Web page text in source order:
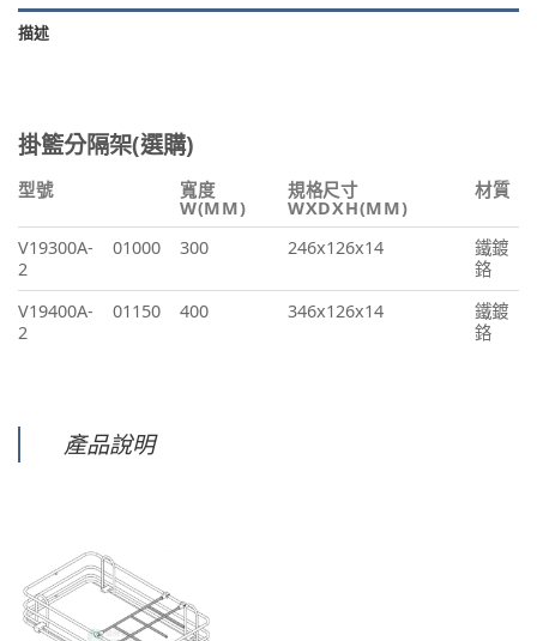
描述
掛籃分隔架(選購)
型號 寬度
W(MM)
規格尺寸
WXDXH(MM)
材質
V19300A-
2
01000 300 246x126x14
鐵鍍
鉻
V19400A-
2
01150 400 346x126x14
鐵鍍
鉻
產品說明